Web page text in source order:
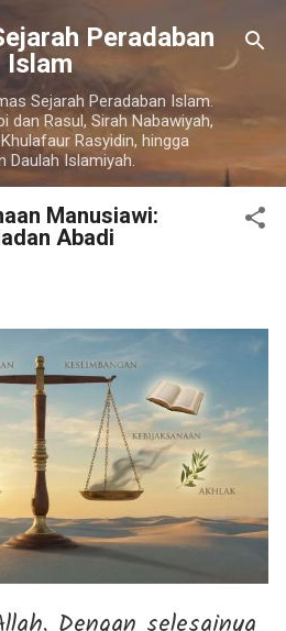
ke konten utamaPeradaban
Islam
Sejarah Peradaban Islam.
dan Rasul, Sirah Nabawiyah,
Rasyidin, hingga
Daulah Islamiyah.
Manusiawi:
Abadi